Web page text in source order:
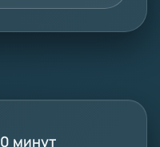
минут